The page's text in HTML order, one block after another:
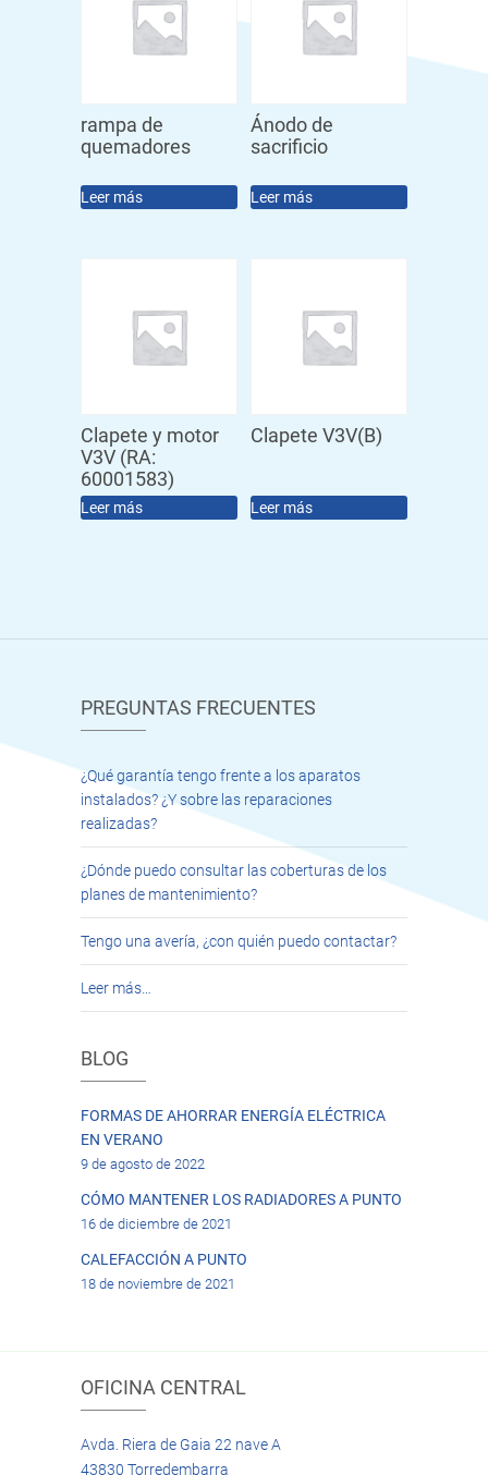
rampa de
quemadores
Leer más
Ánodo de
sacrificio
Leer más
Clapete y motor
V3V (RA:
60001583)
Leer más
Clapete V3V(B)
Leer más
PREGUNTAS FRECUENTES
¿Qué garantía tengo frente a los aparatos
instalados? ¿Y sobre las reparaciones
realizadas?
¿Dónde puedo consultar las coberturas de los
planes de mantenimiento?
Tengo una avería, ¿con quién puedo contactar?
Leer más…
BLOG
FORMAS DE AHORRAR ENERGÍA ELÉCTRICA
EN VERANO
9 de agosto de 2022
CÓMO MANTENER LOS RADIADORES A PUNTO
16 de diciembre de 2021
CALEFACCIÓN A PUNTO
18 de noviembre de 2021
OFICINA CENTRAL
Avda. Riera de Gaia 22 nave A
43830 Torredembarra